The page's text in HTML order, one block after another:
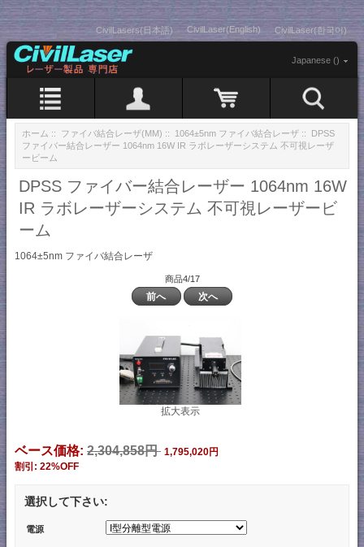
CivilLasers(日本語) CivilLaser(English) CivilLaser(한국어)
Japanese ()
ホーム :: ファイバ結合レーザ(MM) :: 1064±5nm ファイバ結合レーザ :: DPSS
ファイバー結合レーザー 1064nm 16W IR ラボレーザーシステム 不可視レーザ
ービーム
DPSS ファイバー結合レーザー 1064nm 16W
IR ラボレーザーシステム 不可視レーザービ
ーム
1064±5nm ファイバ結合レーザ
商品4/17
前へ 次へ
拡大表示
ベース価格: 2,304,858円 1,795,020円
割引: 22%OFF
選択して下さい:
電源